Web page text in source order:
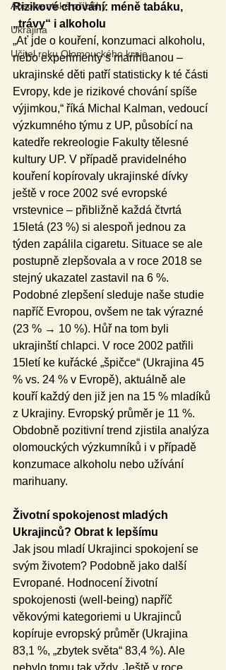
Absolventské příběhy
Ukrajina
Učitel roku Olomouckého kraje
Rizikové chování: méně tabáku,
„trávy“ i alkoholu
„Ať jde o kouření, konzumaci alkoholu,
nebo experimenty s marihuanou –
ukrajinské děti patří statisticky k té části
Evropy, kde je rizikové chování spíše
výjimkou,“ říká Michal Kalman, vedoucí
výzkumného týmu z UP, působící na
katedře rekreologie Fakulty tělesné
kultury UP. V případě pravidelného
kouření kopírovaly ukrajinské dívky
ještě v roce 2002 své evropské
vrstevnice – přibližně každá čtvrtá
15letá (23 %) si alespoň jednou za
týden zapálila cigaretu. Situace se ale
postupně zlepšovala a v roce 2018 se
stejný ukazatel zastavil na 6 %.
Podobné zlepšení sleduje naše studie
napříč Evropou, ovšem ne tak výrazné
(23 % → 10 %). Hůř na tom byli
ukrajinští chlapci. V roce 2002 patřili
15letí ke kuřácké „špičce“ (Ukrajina 45
% vs. 24 % v Evropě), aktuálně ale
kouří každý den již jen na 15 % mladíků
z Ukrajiny. Evropský průměr je 11 %.
Obdobně pozitivní trend zjistila analýza
olomouckých výzkumníků i v případě
konzumace alkoholu nebo užívání
marihuany.
Životní spokojenost mladých
Ukrajinců? Obrat k lepšímu
Jak jsou mladí Ukrajinci spokojení se
svým životem? Podobně jako další
Evropané. Hodnocení životní
spokojenosti (well-being) napříč
věkovými kategoriemi u Ukrajinců
kopíruje evropský průměr (Ukrajina
83,1 %, „zbytek světa“ 83,4 %). Ale
nebylo tomu tak vždy. Ještě v roce